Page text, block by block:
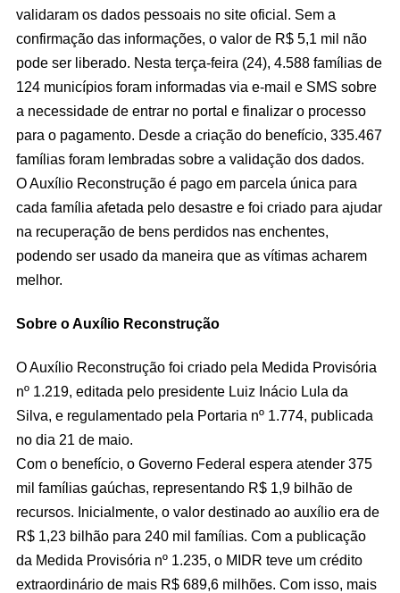
validaram os dados pessoais no site oficial. Sem a
confirmação das informações, o valor de R$ 5,1 mil não
pode ser liberado. Nesta terça-feira (24), 4.588 famílias de
124 municípios foram informadas via e-mail e SMS sobre
a necessidade de entrar no portal e finalizar o processo
para o pagamento. Desde a criação do benefício, 335.467
famílias foram lembradas sobre a validação dos dados.
O Auxílio Reconstrução é pago em parcela única para
cada família afetada pelo desastre e foi criado para ajudar
na recuperação de bens perdidos nas enchentes,
podendo ser usado da maneira que as vítimas acharem
melhor.
Sobre o Auxílio Reconstrução
O Auxílio Reconstrução foi criado pela Medida Provisória
nº 1.219, editada pelo presidente Luiz Inácio Lula da
Silva, e regulamentado pela Portaria nº 1.774, publicada
no dia 21 de maio.
Com o benefício, o Governo Federal espera atender 375
mil famílias gaúchas, representando R$ 1,9 bilhão de
recursos. Inicialmente, o valor destinado ao auxílio era de
R$ 1,23 bilhão para 240 mil famílias. Com a publicação
da Medida Provisória nº 1.235, o MIDR teve um crédito
extraordinário de mais R$ 689,6 milhões. Com isso, mais